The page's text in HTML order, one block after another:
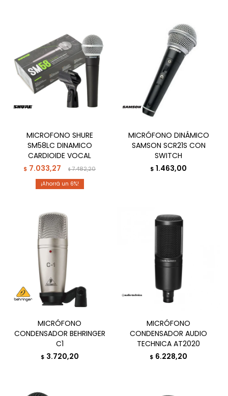
MICROFONO SHURE
SM58LC DINAMICO
CARDIOIDE VOCAL
$ 7.033,27 $7.482,20
6
MICRÓFONO DINÁMICO
SAMSON SCR21S CON
SWITCH
$ 1.463,00
MICRÓFONO
CONDENSADOR BEHRINGER
C1
$ 3.720,20
MICRÓFONO
CONDENSADOR AUDIO
TECHNICA AT2020
$ 6.228,20